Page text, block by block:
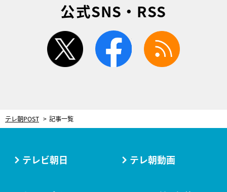
公式SNS・RSS
twitter facebook
テレ朝POST 記事一覧
テレビ朝日 テレ朝動画